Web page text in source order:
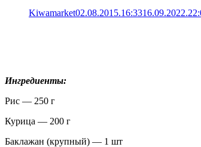
Kiwamarket02.08.2015.16:33
Ингредиенты:
Рис — 250 г
Курица — 200 г
Баклажан (крупный) — 1 шт